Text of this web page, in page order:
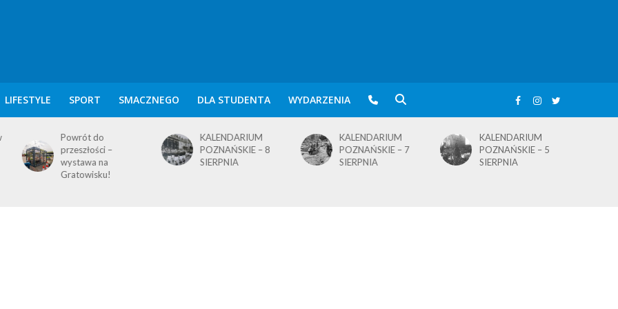
LIFESTYLE SPORT SMACZNEGO DLA STUDENTA WYDARZENIA
KALENDARIUM
POZNAŃSKIE – 8
SIERPNIA
KALENDARIUM
POZNAŃSKIE – 7
SIERPNIA
KALENDARIUM
POZNAŃSKIE – 5
SIERPNIA
KALENDARIUM
POZNAŃSKIE – 4
SIERPNIA